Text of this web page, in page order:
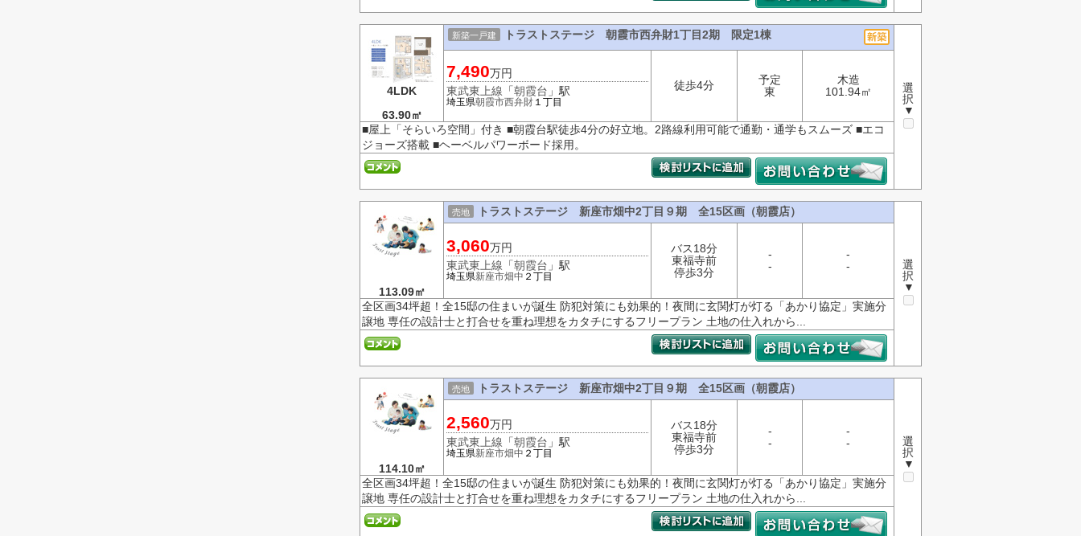
4LDK
63.90㎡
新築一戸建 トラストステージ 朝霞市西弁財1丁目2期 限定1棟
選
択
▼
7,490万円
東武東上線 「朝霞台 」駅
埼玉県朝霞市西弁財 １丁目
徒歩4分
予定
東
木造
101.94㎡
■屋上「そらいろ空間」付き ■朝霞台駅徒歩4分の好立地。2路線利用可能で通勤・通学もスムーズ ■エコ
ジョーズ搭載 ■ヘーベルパワーボード採用。
113.09㎡
売地 トラストステージ 新座市畑中2丁目９期 全15区画（朝霞店）
選
択
▼
3,060万円
東武東上線 「朝霞台 」駅
埼玉県新座市畑中 ２丁目
バス18分
東福寺前
停歩3分
-
-
-
-
全区画34坪超！全15邸の住まいが誕生 防犯対策にも効果的！夜間に玄関灯が灯る「あかり協定」実施分
譲地 専任の設計士と打合せを重ね理想をカタチにするフリープラン 土地の仕入れから...
114.10㎡
売地 トラストステージ 新座市畑中2丁目９期 全15区画（朝霞店）
選
択
▼
2,560万円
東武東上線 「朝霞台 」駅
埼玉県新座市畑中 ２丁目
バス18分
東福寺前
停歩3分
-
-
-
-
全区画34坪超！全15邸の住まいが誕生 防犯対策にも効果的！夜間に玄関灯が灯る「あかり協定」実施分
譲地 専任の設計士と打合せを重ね理想をカタチにするフリープラン 土地の仕入れから...